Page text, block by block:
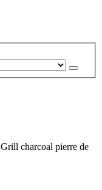
Grill charcoal pierre de